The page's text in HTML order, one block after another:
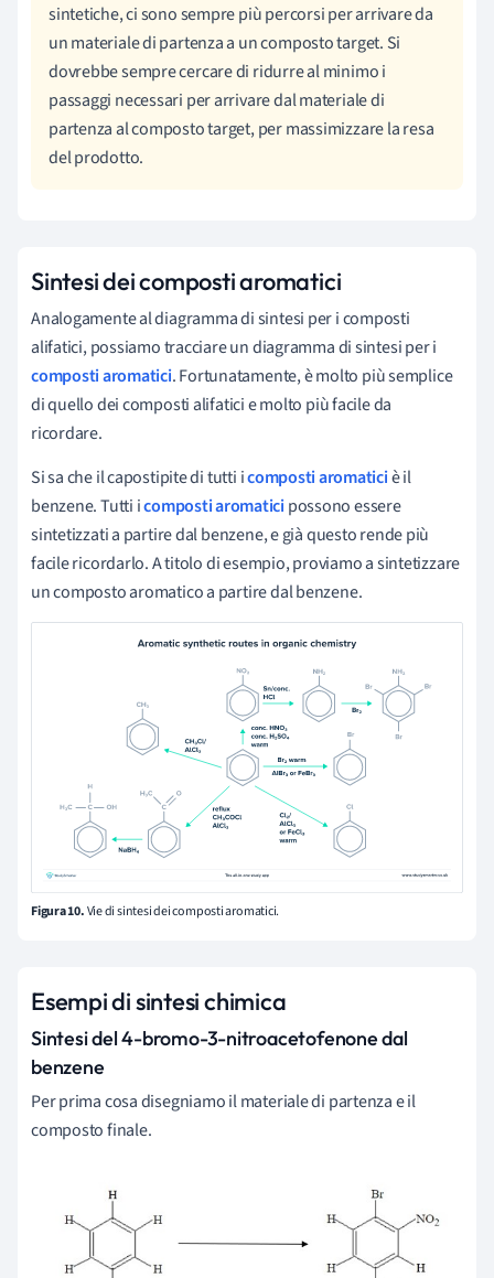
sintetiche, ci sono sempre più percorsi per arrivare da
un materiale di partenza a un composto target. Si
dovrebbe sempre cercare di ridurre al minimo i
passaggi necessari per arrivare dal materiale di
partenza al composto target, per massimizzare la resa
del prodotto.
Sintesi dei composti aromatici
Analogamente al diagramma di sintesi per i composti
alifatici, possiamo tracciare un diagramma di sintesi per i
composti aromatici. Fortunatamente, è molto più semplice
di quello dei composti alifatici e molto più facile da
ricordare.
Si sa che il capostipite di tutti icomposti aromaticiè il
benzene. Tutti icomposti aromaticipossono essere
sintetizzati a partire dal benzene, e già questo rende più
facile ricordarlo. A titolo di esempio, proviamo a sintetizzare
un composto aromatico a partire dal benzene.
Figura 10.Vie di sintesi dei composti aromatici.
Esempi di sintesi chimica
Sintesi del 4-bromo-3-nitroacetofenone dal
benzene
Per prima cosa disegniamo il materiale di partenza e il
composto finale.